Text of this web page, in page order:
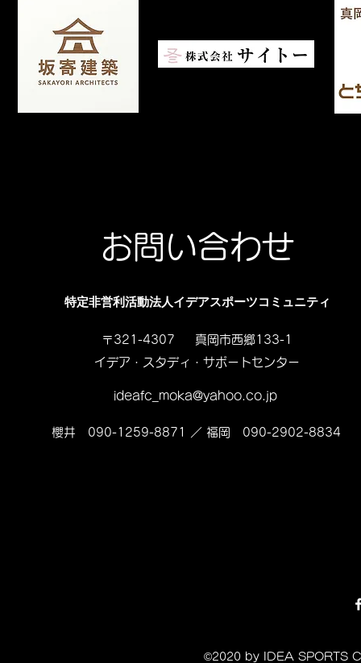
お問い合わせ
特定非営利活動法人イデアスポーツコミュニティ
〒321-4307 真岡市西郷133-1
イデア・スタディ・サポートセンター
ideafc_moka@yahoo.co.jp
櫻井 090-1259-8871 ／ 福岡 090-2902-8834
©2020 by IDEA SPORTS